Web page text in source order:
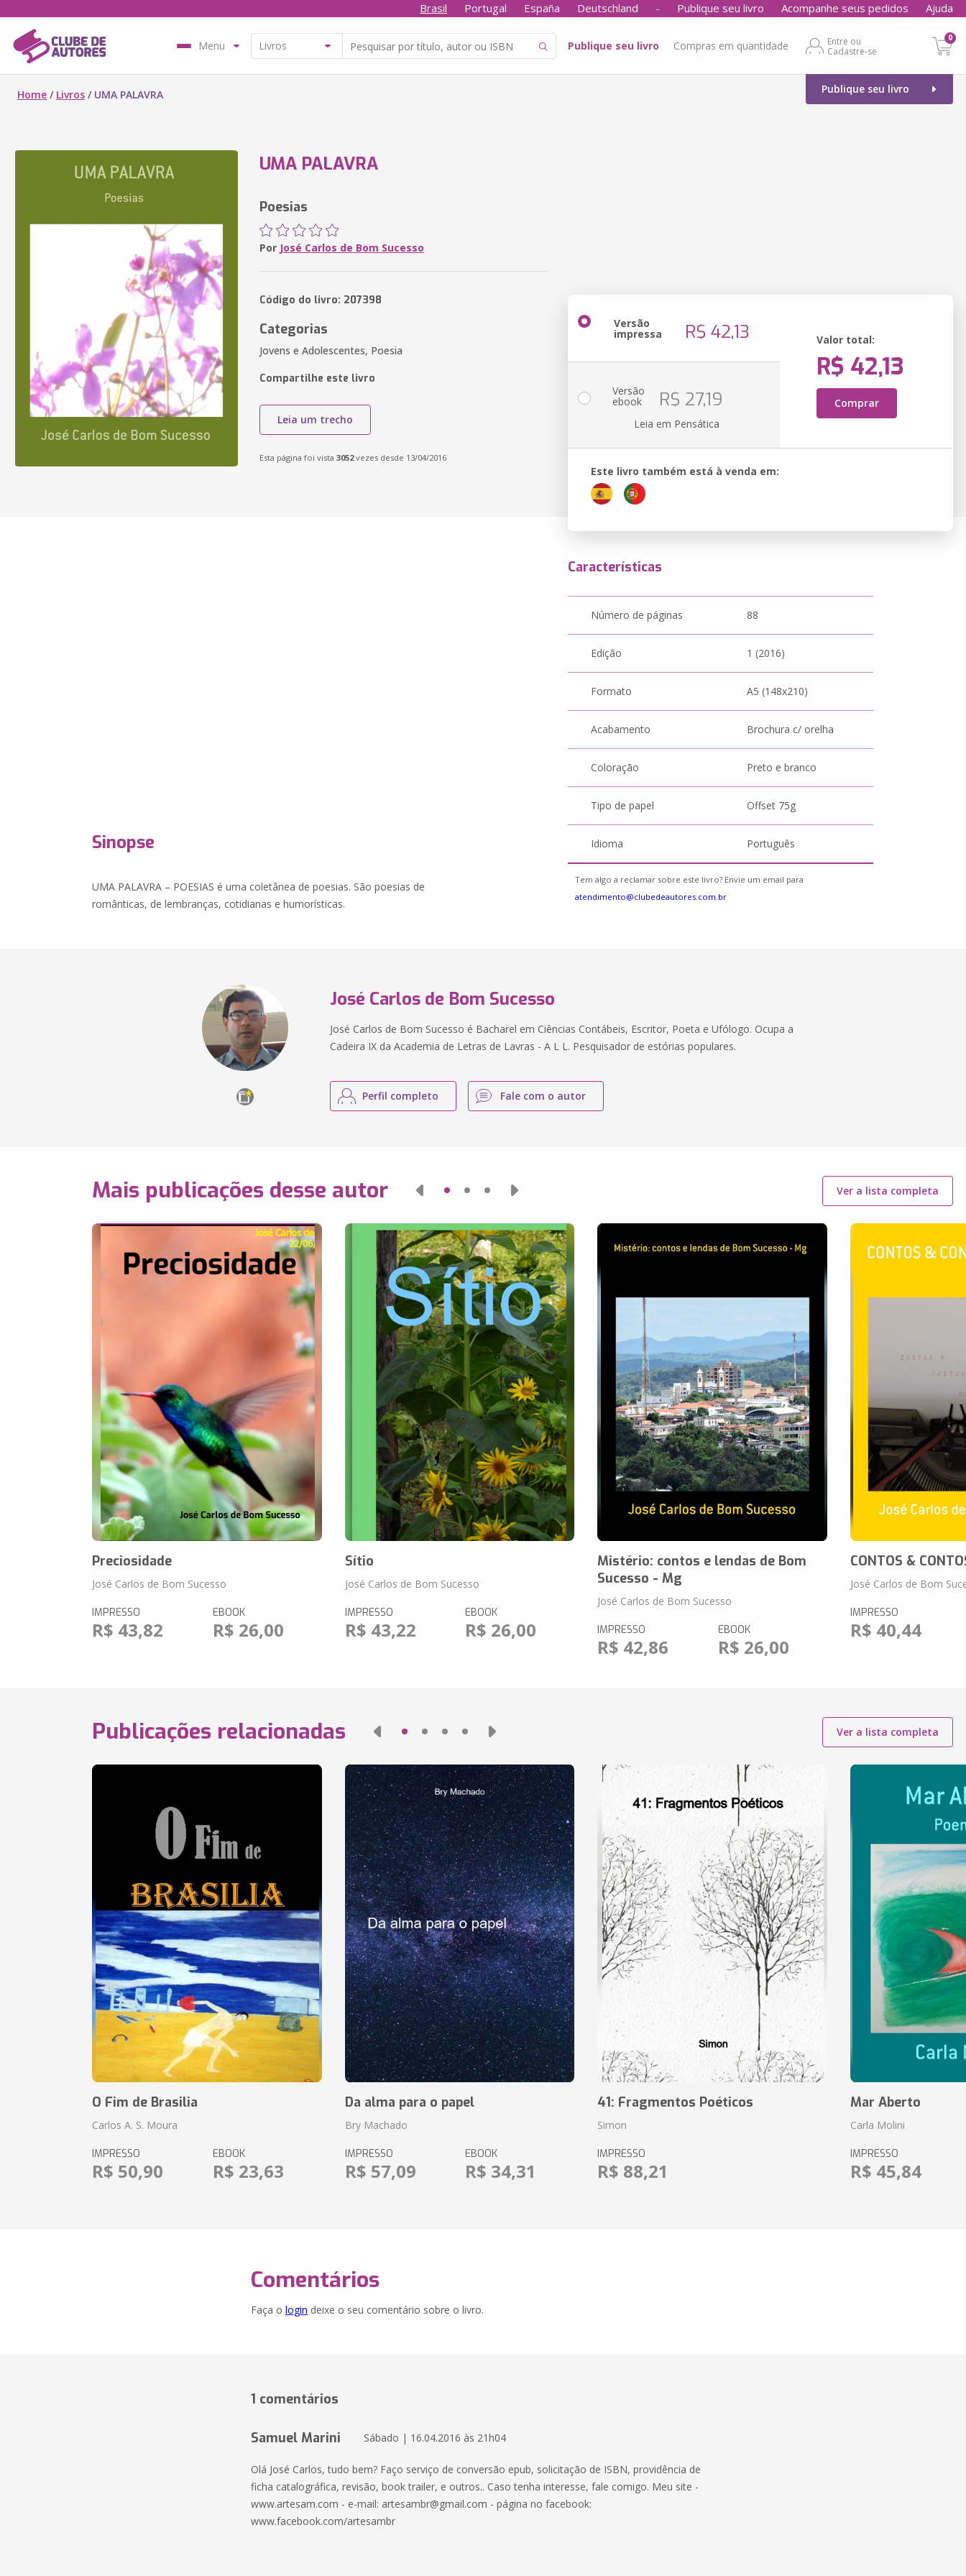
Brasil Portugal España Deutschland - Publique seu livro Acompanhe seus pedidos Ajuda
Menu Publique seu livro Compras em quantidade
Entre ou
Cadastre-se
0
Publique seu livro
Home / Livros / UMA PALAVRA
UMA PALAVRA
Poesias
Por José Carlos de Bom Sucesso
Código do livro: 207398
Categorias
Jovens e Adolescentes, Poesia
Compartilhe este livro
Leia um trecho
Esta página foi vista 3052vezes desde 13/04/2016
Versão
impressa R$ 42,13 Valor total:
R$ 42,13
Comprar
Versão
ebook R$ 27,19
Leia em Pensática
Este livro também está à venda em:
Sinopse
UMA PALAVRA – POESIAS é uma coletânea de poesias. São poesias de
românticas, de lembranças, cotidianas e humorísticas.
Características
Número de páginas 88
Edição 1 (2016)
Formato A5 (148x210)
Acabamento Brochura c/ orelha
Coloração Preto e branco
Tipo de papel Offset 75g
Idioma Português
Tem algo a reclamar sobre este livro? Envie um email para
atendimento@clubedeautores.com.br
José Carlos de Bom Sucesso
José Carlos de Bom Sucesso é Bacharel em Ciências Contábeis, Escritor, Poeta e Ufólogo. Ocupa a
Cadeira IX da Academia de Letras de Lavras - A L L. Pesquisador de estórias populares.
Perfil completo Fale com o autor
Mais publicações desse autor Ver a lista completa
Preciosidade
José Carlos de Bom Sucesso
IMPRESSO
R$ 43,82
EBOOK
R$ 26,00
Sítio
José Carlos de Bom Sucesso
IMPRESSO
R$ 43,22
EBOOK
R$ 26,00
Mistério: contos e lendas de Bom
Sucesso - Mg
José Carlos de Bom Sucesso
IMPRESSO
R$ 42,86
EBOOK
R$ 26,00
CONTOS &
José Carlos de Bom
IMPRESSO
R$ 40,44
Publicações relacionadas Ver a lista completa
O Fim de Brasilia
Carlos A. S. Moura
IMPRESSO
R$ 50,90
EBOOK
R$ 23,63
Da alma para o papel
Bry Machado
IMPRESSO
R$ 57,09
EBOOK
R$ 34,31
41: Fragmentos Poéticos
Simon
IMPRESSO
R$ 88,21
Mar Aberto
Carla Molini
IMPRESSO
R$ 45,84
Comentários
Faça o login deixe o seu comentário sobre o livro.
1 comentários
Samuel Marini Sábado | 16.04.2016 às 21h04
Olá José Carlos, tudo bem? Faço serviço de conversão epub, solicitação de ISBN, providência de
ficha catalográfica, revisão, book trailer, e outros.. Caso tenha interesse, fale comigo. Meu site -
www.artesam.com - e-mail: artesambr@gmail.com - página no facebook:
www.facebook.com/artesambr